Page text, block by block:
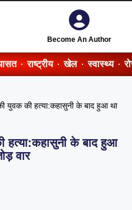
Become An Author
राष्ट्रीय खेल स्वास्थ्य
युवक की हत्या:कहासुनी के बाद हुआ था
हत्या:कहासुनी के बाद हुआ
वार